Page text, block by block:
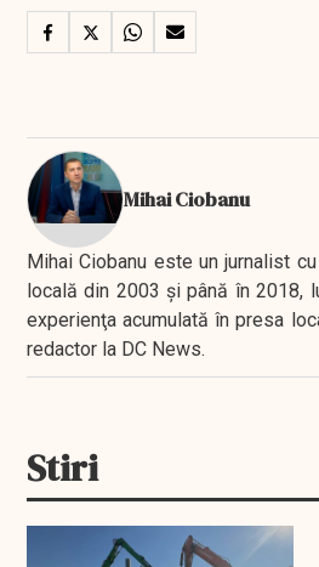
Mihai Ciobanu
Mihai Ciobanu este un jurnalist
locală din 2003 şi până în 2018,
experienţa acumulată în presa
redactor la DC News.
Stiri